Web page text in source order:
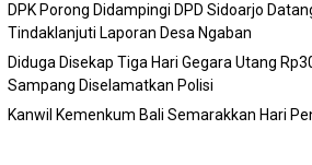
DPK Porong Didampingi DPD Sidoarjo
Tindaklanjuti Laporan Desa Ngaban
Diduga Disekap Tiga Hari Gegara Utang
Sampang Diselamatkan Polisi
Kanwil Kemenkum Bali Semarakkan Hari